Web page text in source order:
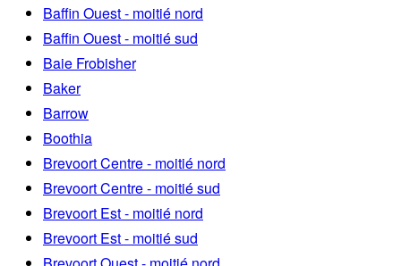
Baffin Ouest - moitié nord
Baffin Ouest - moitié sud
Baie Frobisher
Baker
Barrow
Boothia
Brevoort Centre - moitié nord
Brevoort Centre - moitié sud
Brevoort Est - moitié nord
Brevoort Est - moitié sud